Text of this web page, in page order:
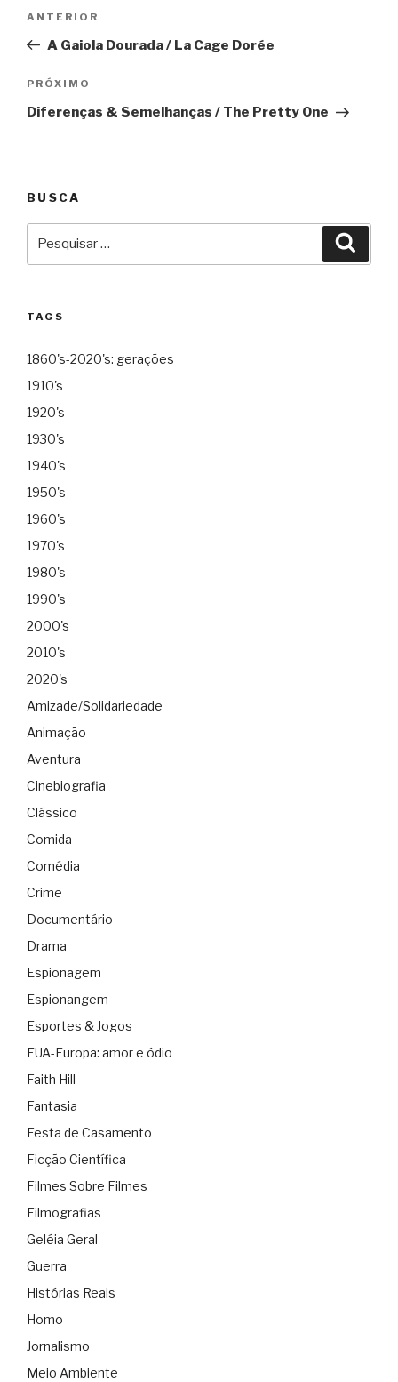
Post
Anterior
ANTERIOR
A Gaiola Dourada / La Cage Dorée
Próximo
PRÓXIMO
Diferenças & Semelhanças / The Pretty One
BUSCA
TAGS
1860's-2020's: gerações
1910's
1920's
1930's
1940's
1950's
1960's
1970's
1980's
1990's
2000's
2010's
2020's
Amizade/Solidariedade
Animação
Aventura
Cinebiografia
Clássico
Comida
Comédia
Crime
Documentário
Drama
Espionagem
Espionangem
Esportes & Jogos
EUA-Europa: amor e ódio
Faith Hill
Fantasia
Festa de Casamento
Ficção Científica
Filmes Sobre Filmes
Filmografias
Geléia Geral
Guerra
Histórias Reais
Homo
Jornalismo
Meio Ambiente